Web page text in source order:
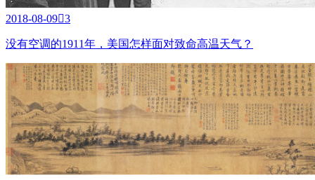
2018-08-093
没有空调的1911年，美国怎样面对致命高温天气？